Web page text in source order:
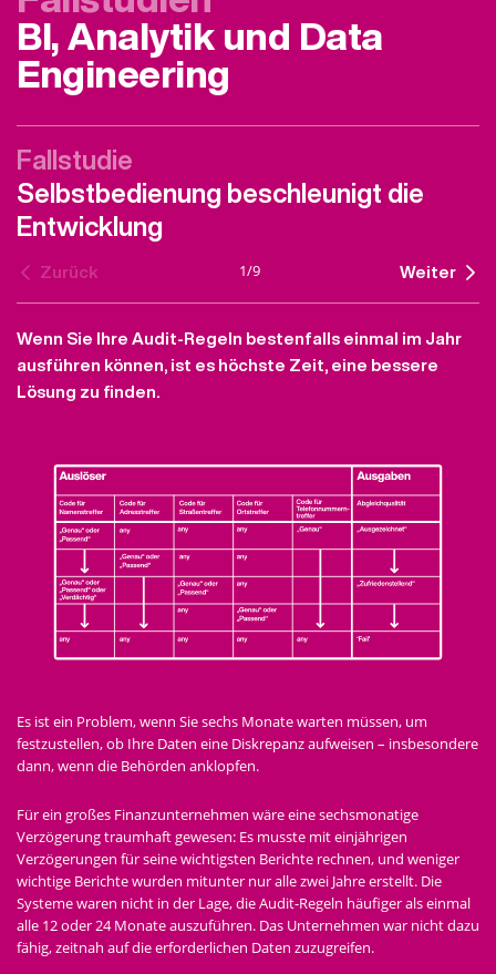
BI, Analytik und Data
Engineering
Fallstudie
Selbstbedienung beschleunigt die
Entwicklung
Zurück 1/9 Weiter
Wenn Sie Ihre Audit-Regeln bestenfalls einmal im Jahr
ausführen können, ist es höchste Zeit, eine bessere
Lösung zu finden.
Es ist ein Problem, wenn Sie sechs Monate warten müssen, um
festzustellen, ob Ihre Daten eine Diskrepanz aufweisen – insbesondere
dann, wenn die Behörden anklopfen.
Für ein großes Finanzunternehmen wäre eine sechsmonatige
Verzögerung traumhaft gewesen: Es musste mit einjährigen
Verzögerungen für seine wichtigsten Berichte rechnen, und weniger
wichtige Berichte wurden mitunter nur alle zwei Jahre erstellt. Die
Systeme waren nicht in der Lage, die Audit-Regeln häufiger als einmal
alle 12 oder 24 Monate auszuführen. Das Unternehmen war nicht dazu
fähig, zeitnah auf die erforderlichen Daten zuzugreifen.